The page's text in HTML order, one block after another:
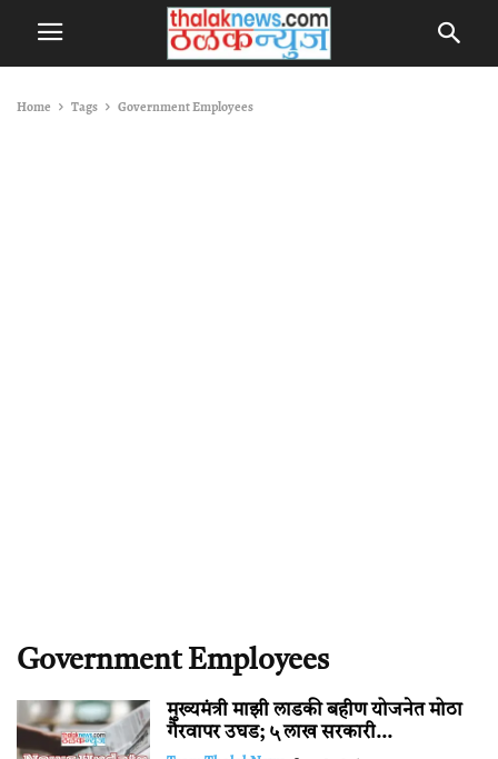
Home Tags Government Employees
Government Employees
मुख्यमंत्री माझी लाडकी बहीण योजनेत मोठा
गैरवापर उघड; ५ लाख सरकारी...